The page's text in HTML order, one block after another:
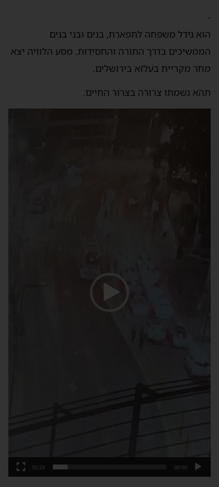
-
הוא גידל משפחה לתפארת, בנים ובני בנים
הממשיכים בדרך התורה והחסידות. מסע הלוויה יצא
מחר מקריית בעלזא בירושלים.
תהא נשמתו צרורה בצרור החיים.
00:00
00:24